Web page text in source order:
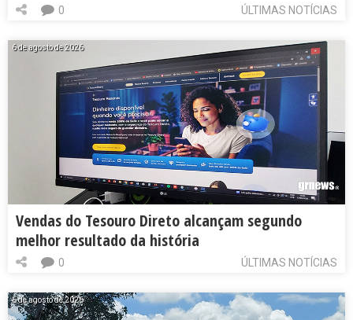
ÚLTIMAS NOTÍCIAS
0
6 de agosto de 2026
Vendas do Tesouro Direto alcançam segundo
melhor resultado da história
ÚLTIMAS NOTÍCIAS
0
6 de agosto de 2026